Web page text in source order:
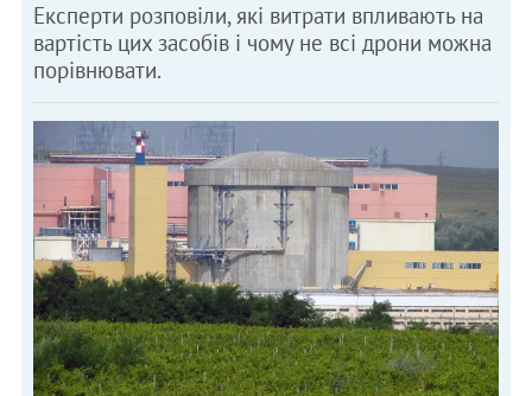
Експерти розповіли, які витрати впливають на
вартість цих засобів і чому не всі дрони можна
порівнювати.